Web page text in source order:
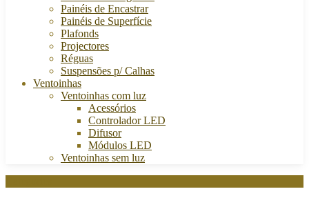
Painéis de Encastrar
Painéis de Superfície
Plafonds
Projectores
Réguas
Suspensões p/ Calhas
Ventoinhas
Ventoinhas com luz
Acessórios
Controlador LED
Difusor
Módulos LED
Ventoinhas sem luz